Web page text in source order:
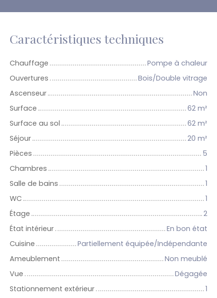
Caractéristiques techniques
Chauffage
Pompe à chaleur
Ouvertures
Bois/Double vitrage
Ascenseur
Non
Surface
62 m²
Surface au sol
62 m²
Séjour
20 m²
Pièces
5
Chambres
1
Salle de bains
1
WC
1
Étage
2
État intérieur
En bon état
Cuisine
Partiellement équipée/Indépendante
Ameublement
Non meublé
Vue
Dégagée
Stationnement extérieur
1